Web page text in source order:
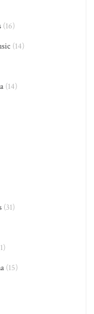
(16)
(14)
(14)
(31)
(15)